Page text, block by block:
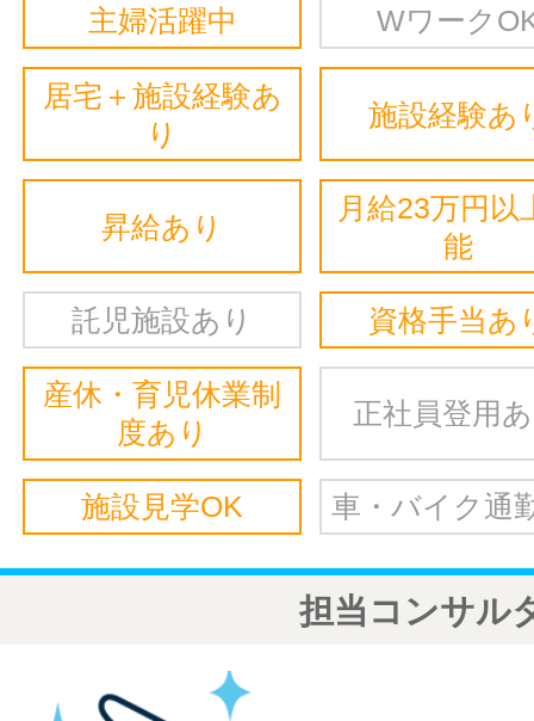
主婦活躍中 Wワーク
居宅＋施設経験あ
り
施設経験あ
昇給あり
月給23万円以
能
託児施設あり 資格手当あ
産休・育児休業制
度あり
正社員登用
施設見学OK 車・バイク通
担当コンサル